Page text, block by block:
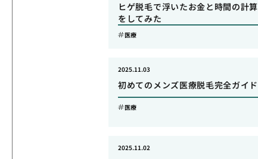
ヒゲ脱毛で浮いたお金と時間の計算
をしてみた
医療
初めてのメンズ医療脱毛完全ガイド
2025.11.03
医療
2025.11.02